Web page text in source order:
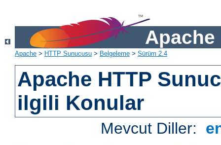
Apache
Apache > HTTP Sunucusu > Belgeleme > Sürüm 2.4
Apache HTTP
ilgili Konular
Mevcut Diller: